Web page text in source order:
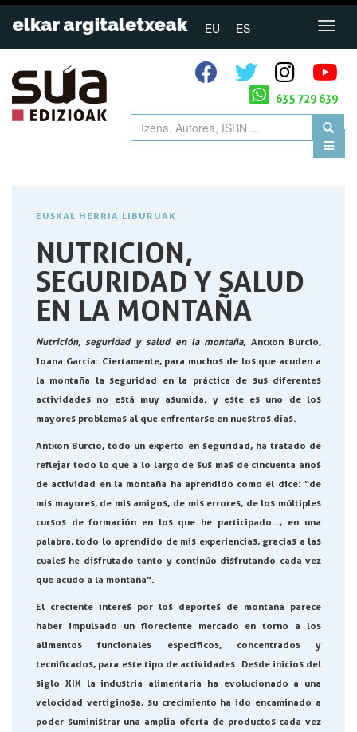
EU ES
635 729 639
EUSKAL HERRIA LIBURUAK
NUTRICION,
SEGURIDAD Y SALUD
EN LA MONTAÑA
Nutrición, seguridad y salud en la montaña, Antxon Burcio,
Joana García: Ciertamente, para muchos de los que acuden a
la montaña la seguridad en la práctica de sus diferentes
actividades no está muy asumida, y este es uno de los
mayores problemas al que enfrentarse en nuestros días.
Antxon Burcio, todo un experto en seguridad, ha tratado de
reflejar todo lo que a lo largo de sus más de cincuenta años
de actividad en la montaña ha aprendido como él dice: “de
mis mayores, de mis amigos, de mis errores, de los múltiples
cursos de formación en los que he participado…; en una
palabra, todo lo aprendido de mis experiencias, gracias a las
cuales he disfrutado tanto y continúo disfrutando cada vez
que acudo a la montaña”.
El creciente interés por los deportes de montaña parece
haber impulsado un floreciente mercado en torno a los
alimentos funcionales específicos, concentrados y
tecnificados, para este tipo de actividades. Desde inicios del
siglo XIX la industria alimentaria ha evolucionado a una
velocidad vertiginosa, su crecimiento ha ido encaminado a
poder suministrar una amplia oferta de productos cada vez